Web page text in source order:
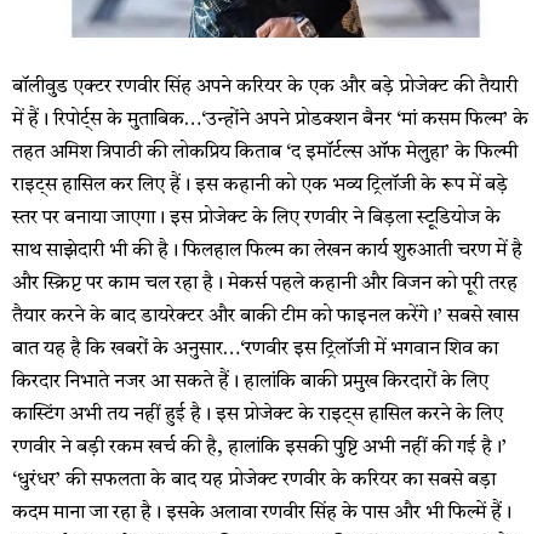
बॉलीवुड एक्टर रणवीर सिंह अपने करियर के एक और बड़े प्रोजेक्ट की तैयारी
में हैं। रिपोर्ट्स के मुताबिक…‘उन्होंने अपने प्रोडक्शन बैनर ‘मां कसम फिल्म’ के
तहत अमिश त्रिपाठी की लोकप्रिय किताब ‘द इमॉर्टल्स ऑफ मेलुहा’ के फिल्मी
राइट्स हासिल कर लिए हैं। इस कहानी को एक भव्य ट्रिलॉजी के रूप में बड़े
स्तर पर बनाया जाएगा। इस प्रोजेक्ट के लिए रणवीर ने बिड़ला स्टूडियोज के
साथ साझेदारी भी की है। फिलहाल फिल्म का लेखन कार्य शुरुआती चरण में है
और स्क्रिप्ट पर काम चल रहा है। मेकर्स पहले कहानी और विजन को पूरी तरह
तैयार करने के बाद डायरेक्टर और बाकी टीम को फाइनल करेंगे।’ सबसे खास
बात यह है कि खबरों के अनुसार…‘रणवीर इस ट्रिलॉजी में भगवान शिव का
किरदार निभाते नजर आ सकते हैं। हालांकि बाकी प्रमुख किरदारों के लिए
कास्टिंग अभी तय नहीं हुई है। इस प्रोजेक्ट के राइट्स हासिल करने के लिए
रणवीर ने बड़ी रकम खर्च की है, हालांकि इसकी पुष्टि अभी नहीं की गई है।’
‘धुरंधर’ की सफलता के बाद यह प्रोजेक्ट रणवीर के करियर का सबसे बड़ा
कदम माना जा रहा है। इसके अलावा रणवीर सिंह के पास और भी फिल्में हैं।